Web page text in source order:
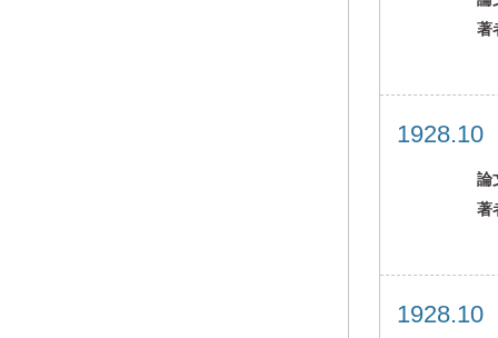
著
論
著